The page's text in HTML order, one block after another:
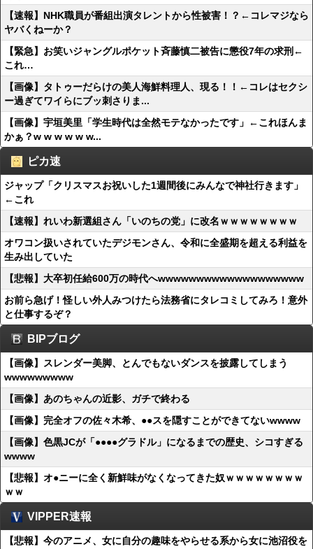
【速報】NHK職員が番組出演タレントから性被害！？←コレマジなら
ヤバくねーか？
【緊急】お笑いジャングルポケット斉藤慎二被告に懲役7年の求刑←
これ…
【画像】タトゥーだらけの美人海鮮料理人、現る！！←コレはセクシ
ー過ぎてワイらにブッ刺さりま...
【画像】宇垣美里「学生時代は全然モテなかったです」←これほんま
かぁ？w w w w w w...
ピカ速
ジャップ「クリスマスお祝いした1週間後にみんなで神社行きます」
←これ
【速報】れいわ新選組さん「いのちの党」に改名ｗｗｗｗｗｗｗｗ
オワコン扱いされていたデジモンさん、令和に全盛期を超える利益を
生み出していた
【悲報】大卒初任給600万の時代へwwwwwwwwwwwwwwwwwww
お前ら急げ！怪しい外人みつけたら法務省にタレコミしてみろ！意外
と仕事するぞ？
BIPブログ
【画像】スレンダー美脚、とんでもないダンスを披露してしまう
wwwwwwwww
【画像】あのちゃんの近影、ガチで終わる
【画像】完全オフの佐々木希、●●スを隠すことができてないwwww
【画像】色黒JCが「●●●●グラドル」になるまでの歴史、シコすぎる
wwww
【悲報】オ●ニーに全く新鮮味がなくなってきた奴ｗｗｗｗｗｗｗｗ
ｗｗ
VIPPER速報
【悲報】今のアニメ、女に自分の趣味をやらせる系から女に池沼役を